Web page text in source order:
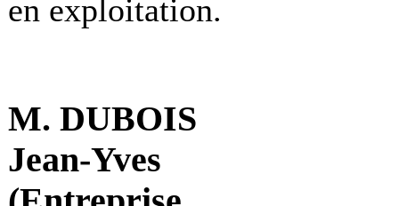
en exploitation.
M. DUBOIS
Jean-Yves